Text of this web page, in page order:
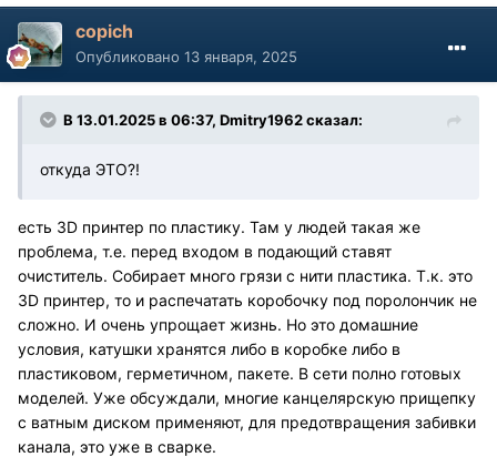
copich
Опубликовано 13 января, 2025
В 13.01.2025 в 06:37, Dmitry1962сказал:
откуда ЭТО?!
есть 3D принтер по пластику. Там у людей такая же
проблема, т.е. перед входом в подающий ставят
очиститель. Собирает много грязи с нити пластика. Т.к. это
3D принтер, то и распечатать коробочку под поролончик не
сложно. И очень упрощает жизнь. Но это домашние
условия, катушки хранятся либо в коробке либо в
пластиковом, герметичном, пакете. В сети полно готовых
моделей. Уже обсуждали, многие канцелярскую прищепку
с ватным диском применяют, для предотвращения забивки
канала, это уже в сварке.